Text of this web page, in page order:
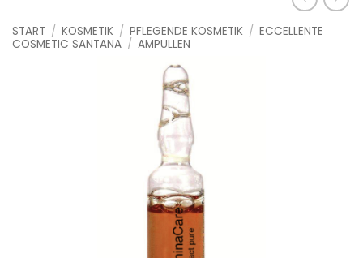
START / KOSMETIK / PFLEGENDE KOSMETIK / ECCELLENTE
COSMETIC SANTANA / AMPULLEN